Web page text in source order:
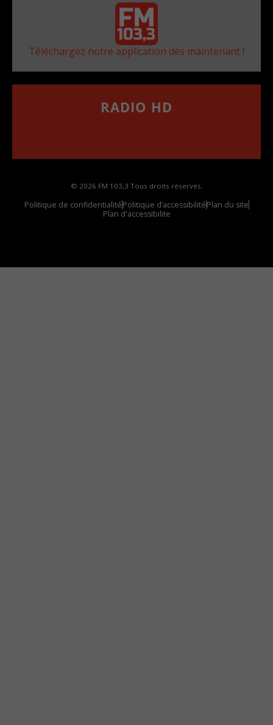
Téléchargez notre application dès maintenant !
RADIO HD
© 2026 FM 103,3 Tous droits réservés.
Politique de confidentialitéPolitique d’accessibilitéPlan du site
Plan d'accessibilite